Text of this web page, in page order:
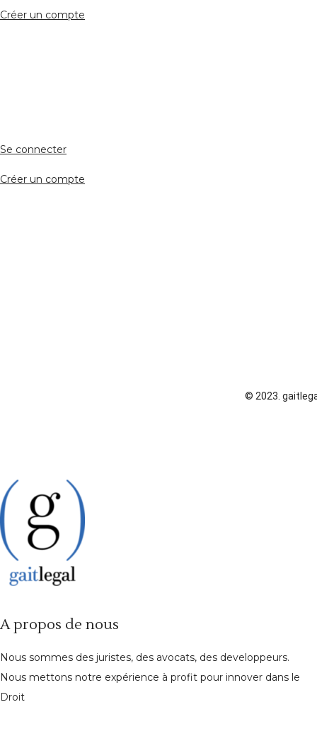
Créer un compte
Se connecter
Créer un compte
© 2023.
A propos de nous
Nous sommes des juristes, des avocats, des developpeurs.
Nous mettons notre expérience à profit pour innover dans le
Droit